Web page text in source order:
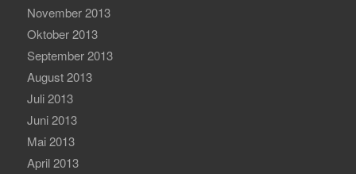
November 2013
Oktober 2013
September 2013
August 2013
Juli 2013
Juni 2013
Mai 2013
April 2013